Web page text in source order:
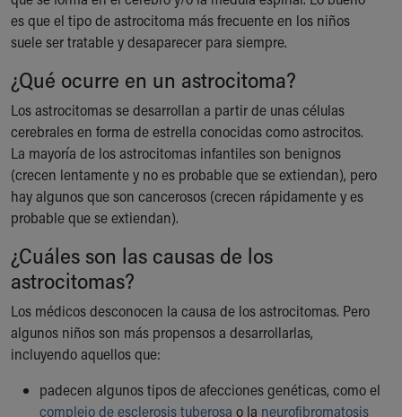
Ronald McDonald House Care Mobile
Health Centers
Symptom Checker
Financial Services
Family Supports
Sports Health Services Provider for Akron Zips
New Parents
Find a Pediatrics Location
Find a Pediatrician
MyChart
Make an Appointment
Breastfeeding Medicine
Child Passenger Safety
Safe Sleep for Babies
Safe Sleep
About Akron Children's Pediatrics
Building a Brighter Future
es que el tipo de astrocitoma más frecuente en los niños
suele ser tratable y desaparecer para siempre.
¿Qué ocurre en un astrocitoma?
Los astrocitomas se desarrollan a partir de unas células
cerebrales en forma de estrella conocidas como astrocitos.
La mayoría de los astrocitomas infantiles son benignos
(crecen lentamente y no es probable que se extiendan), pero
hay algunos que son cancerosos (crecen rápidamente y es
probable que se extiendan).
¿Cuáles son las causas de los
astrocitomas?
Los médicos desconocen la causa de los astrocitomas. Pero
algunos niños son más propensos a desarrollarlas,
incluyendo aquellos que:
padecen algunos tipos de afecciones genéticas, como el
complejo de esclerosis tuberosa o la neurofibromatosis